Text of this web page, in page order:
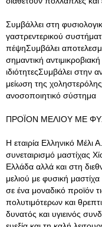
Συμβάλλει στη
γαστρεντερικού
πέψηΣυμβάλει
σημαντική
ιδιότητεςΣυμβάλει στην
μείωση της
ανοσοποιητικό σύστημα
ΠΡΟΪΟΝ ΜΕΛΙΟΥ ΜΕ
Η εταιρία Ελληνικό Μέλι
συνεταιρισμό μαστίχας
Ελλάδα αλλά και στη
μελιού με φυσική
σε ένα μοναδικό προϊόν
πολυτιμότερων και
δυνατός και υγιεινός